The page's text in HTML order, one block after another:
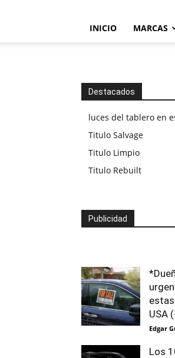
INICIO MARCAS
Destacados
luces del tablero en
Titulo Salvage
Titulo Limpio
Titulo Rebuilt
Publicidad
USA
Edgar
Los